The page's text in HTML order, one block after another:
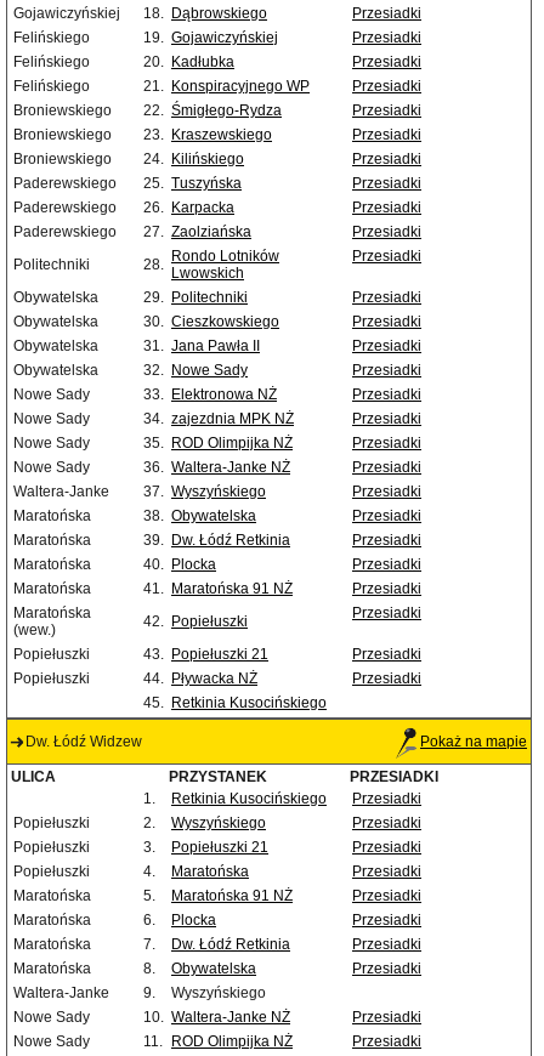
Gojawiczyńskiej
18. Dąbrowskiego
Przesiadki
Felińskiego
19. Gojawiczyńskiej
Przesiadki
Felińskiego
20. Kadłubka
Przesiadki
Felińskiego
21. Konspiracyjnego WP
Przesiadki
Broniewskiego
22. Śmigłego-Rydza
Przesiadki
Broniewskiego
23. Kraszewskiego
Przesiadki
Broniewskiego
24. Kilińskiego
Przesiadki
Paderewskiego
25. Tuszyńska
Przesiadki
Paderewskiego
26. Karpacka
Przesiadki
Paderewskiego
27. Zaolziańska
Przesiadki
Politechniki
28. Rondo Lotników
Lwowskich
Przesiadki
Obywatelska 29. Politechniki
Przesiadki
Obywatelska
30. Cieszkowskiego
Przesiadki
Obywatelska
31. Jana Pawła II
Przesiadki
Obywatelska
32. Nowe Sady
Przesiadki
Nowe Sady
33. Elektronowa NŻ
Przesiadki
Nowe Sady
34. zajezdnia MPK NŻ
Przesiadki
Nowe Sady
35. ROD Olimpijka NŻ
Przesiadki
Nowe Sady
36. Waltera-Janke NŻ
Przesiadki
Waltera-Janke
37. Wyszyńskiego
Przesiadki
Maratońska
38. Obywatelska
Przesiadki
Maratońska
39. Dw. Łódź Retkinia
Przesiadki
Maratońska
40. Plocka
Przesiadki
Maratońska
41. Maratońska 91 NŻ
Przesiadki
Maratońska
(wew.)
42. Popiełuszki Przesiadki
Popiełuszki 43. Popiełuszki 21
Przesiadki
Popiełuszki
44. Pływacka NŻ
Przesiadki
45. Retkinia Kusocińskiego
Dw. Łódź Widzew Pokaż na mapie
ULICA PRZYSTANEK
PRZESIADKI
1.
Retkinia Kusocińskiego
Przesiadki
Popiełuszki
2. Wyszyńskiego
Przesiadki
Popiełuszki
3. Popiełuszki 21
Przesiadki
Popiełuszki
4. Maratońska
Przesiadki
Maratońska
5. Maratońska 91 NŻ
Przesiadki
Maratońska
6. Plocka
Przesiadki
Maratońska
7. Dw. Łódź Retkinia
Przesiadki
Maratońska
8. Obywatelska
Przesiadki
Waltera-Janke
9.
Wyszyńskiego
Nowe Sady
10. Waltera-Janke NŻ
Przesiadki
Nowe Sady
11. ROD Olimpijka NŻ
Przesiadki